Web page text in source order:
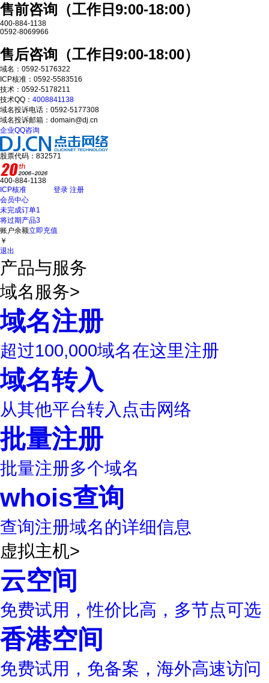
售前咨询（工作日9:00-18:00）
400-884-1138
0592-8069966
售后咨询（工作日9:00-18:00）
域名：0592-5176322
ICP核准：0592-5583516
技术：0592-5178211
技术QQ： 4008841138
域名投诉电话：0592-5177308
域名投诉邮箱：domain@dj.cn
企业QQ咨询
股票代码：832571
400-884-1138
ICP核准
登录 注册
会员中心
未完成订单1
将过期产品3
账户余额立即充值
￥
退出
产品与服务
域名服务>
域名注册
超过100,000域名在这里注册
域名转入
从其他平台转入点击网络
批量注册
批量注册多个域名
whois查询
查询注册域名的详细信息
虚拟主机>
云空间
免费试用，性价比高，多节点可选
香港空间
免费试用，免备案，海外高速访问